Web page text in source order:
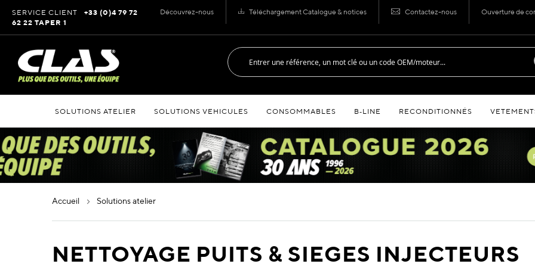
Découvrez-nous Téléchargement Catalogue & notices Contactez-nous Ouverture de
au
contenu
SERVICE CLIENT
+33 (0)4 79 72
62 22 TAPER 1
SOLUTIONS ATELIER SOLUTIONS VEHICULES CONSOMMABLES B‑LINE RECONDITIONNÉS
accueil solutions atelier
NETTOYAGE PUITS & SIEGES INJECTEURS